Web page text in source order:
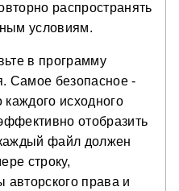
распространять
условиям.
в программу
Самое безопасное -
каждого исходного
отобразить
файл должен
строку,
права и